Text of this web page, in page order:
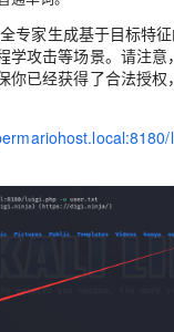
专家生成基于目标特
学攻击等场景。请注
你已经获得了合法授权